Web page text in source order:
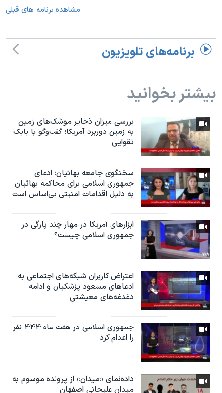
مشاهده برنامه های قبلی
برنامه‌های تلویزیون
بیشتر بخوانید
بررسی میزان ذخایر موشک‌های زمین
به زمین دوربرد آمریکا؛ گفت‌وگو با بابک
تقوایی
سخنگوی جامعه بهائیان: ادعای
جمهوری اسلامی برای محاکمه بهائیان
به دلیل اقدامات امنیتی بی‌اساس است
ابزارهای آمریکا در مهار چند پارگی در
جمهوری اسلامی چیست؟
اعتراض کاربران شبکه‌های اجتماعی به
ادعاهای مسعود پزشکیان و ادامه
دغدغه‌های معیشتی
جمهوری اسلامی در هفت ماه ۴۴۴ نفر
را اعدام کرد
داده‌نمای «میدان» از پرونده موسوم به
میدان علیخانی اصفهان